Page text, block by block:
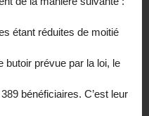
étant réduites de moitié
butoir prévue par la loi, le
bénéficiaires. C’est leur